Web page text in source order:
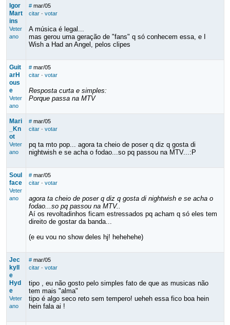
Igor
Mart
ins
Veter
ano
# mar/05
citar· votar
A música é legal...
mas gerou uma geração de "fans" q só conhecem essa, e I
Wish a Had an Angel, pelos clipes
Guit
arH
ous
e
Veter
ano
# mar/05
citar· votar
Resposta curta e simples:
Porque passa na MTV
Mari
_Kn
ot
Veter
ano
# mar/05
citar· votar
pq ta mto pop... agora ta cheio de poser q diz q gosta di
nightwish e se acha o fodao...so pq passou na MTV...:P
Soul
face
Veter
ano
# mar/05
citar· votar
agora ta cheio de poser q diz q gosta di nightwish e se acha o
fodao...so pq passou na MTV..
Aí os revoltadinhos ficam estressados pq acham q só eles tem
direito de gostar da banda...
(e eu vou no show deles hj! hehehehe)
Jec
kyll
e
Hyd
e
Veter
ano
# mar/05
citar· votar
tipo , eu não gosto pelo simples fato de que as musicas não
tem mais "alma"
tipo é algo seco reto sem tempero! ueheh essa fico boa hein
hein fala ai !